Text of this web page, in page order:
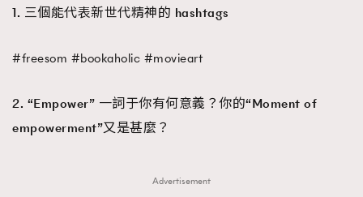
1. 三個能代表新世代精神的 hashtags
#freesom #bookaholic #movieart
2. “Empower” 一詞于你有何意義？你的“Moment of
empowerment”又是甚麼？
Advertisement